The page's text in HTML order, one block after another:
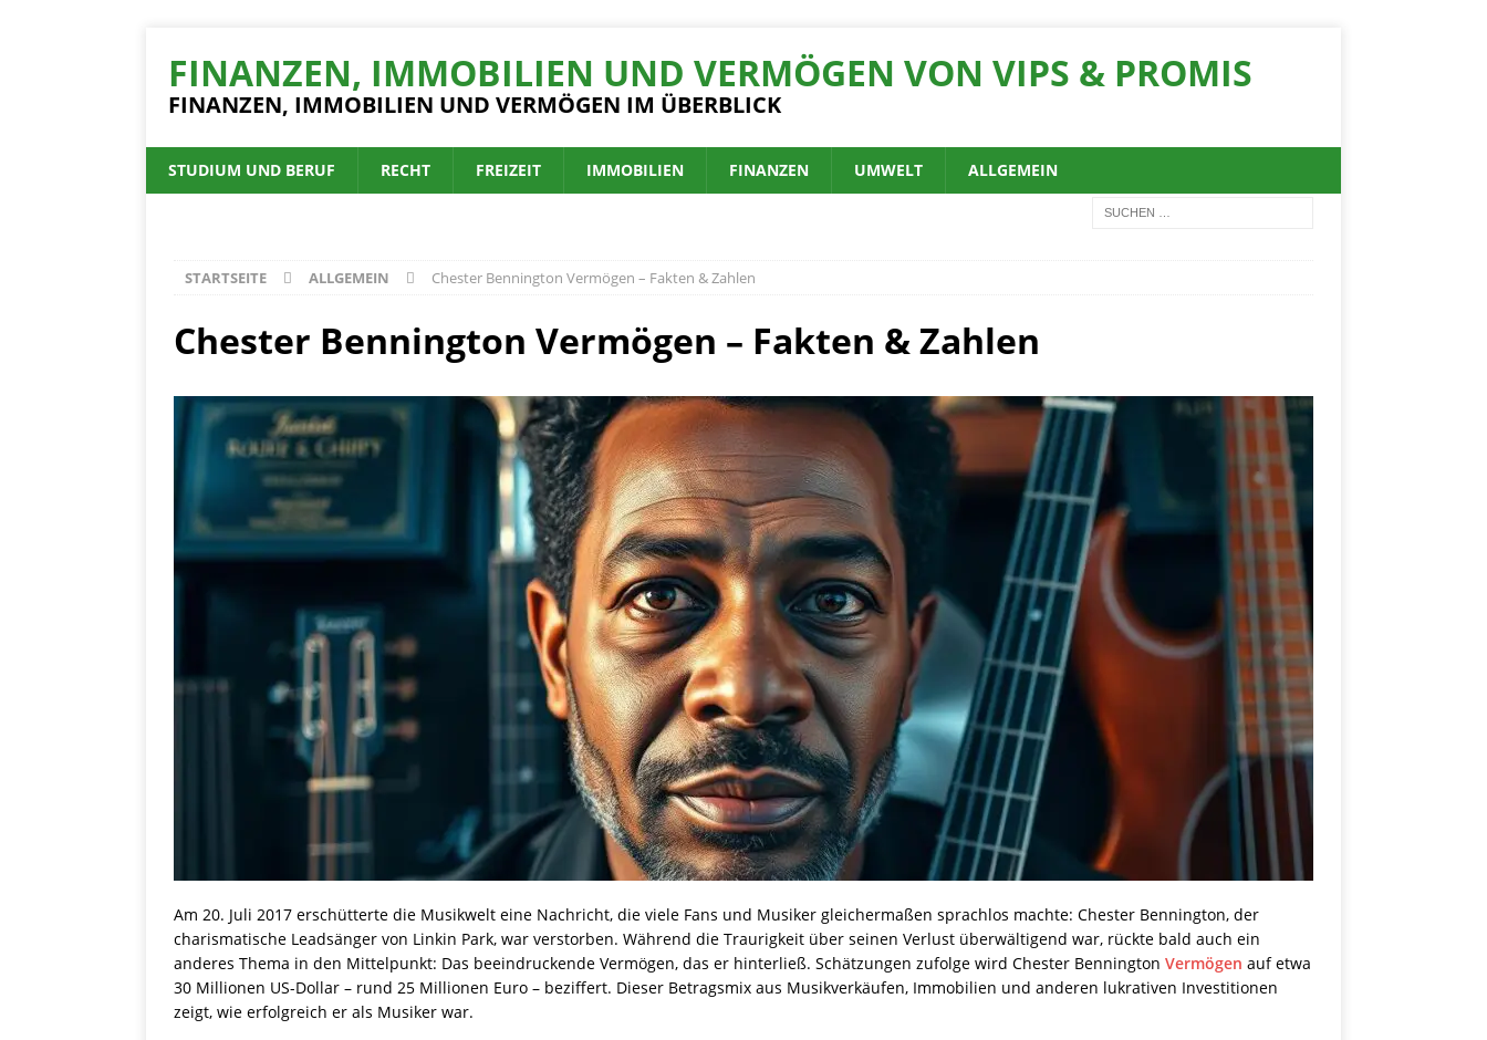
FINANZEN, IMMOBILIEN UND VERMÖGEN VON VIPS & PROMIS
FINANZEN, IMMOBILIEN UND VERMÖGEN IM ÜBERBLICK
STUDIUM UND BERUF RECHT FREIZEIT IMMOBILIEN FINANZEN UMWELT ALLGEMEIN
STARTSEITE ALLGEMEIN Chester Bennington Vermögen – Fakten & Zahlen
Chester Bennington Vermögen – Fakten & Zahlen
Am 20. Juli 2017 erschütterte die Musikwelt eine Nachricht, die viele Fans und Musiker gleichermaßen sprachlos machte: Chester Bennington, der
charismatische Leadsänger von Linkin Park, war verstorben. Während die Traurigkeit über seinen Verlust überwältigend war, rückte bald auch ein
anderes Thema in den Mittelpunkt: Das beeindruckende Vermögen, das er hinterließ. Schätzungen zufolge wird Chester Bennington Vermögen auf etwa
30 Millionen US-Dollar – rund 25 Millionen Euro – beziffert. Dieser Betragsmix aus Musikverkäufen, Immobilien und anderen lukrativen Investitionen
zeigt, wie erfolgreich er als Musiker war.